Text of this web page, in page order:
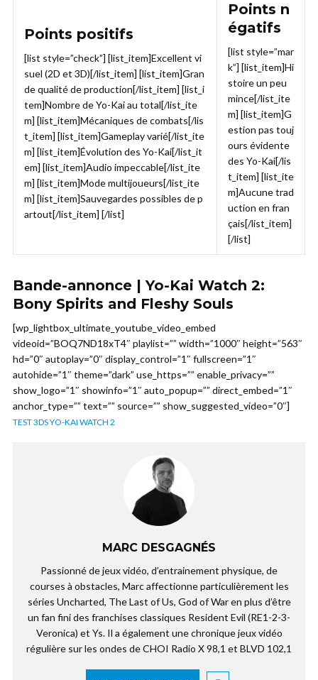
Points positifs
[list style=”check”] [list_item]Excellent vi
suel (2D et 3D)[/list_item] [list_item]Gran
de qualité de production[/list_item] [list_i
tem]Nombre de Yo-Kai au total[/list_ite
m] [list_item]Mécaniques de combats[/lis
t_item] [list_item]Gameplay varié[/list_ite
m] [list_item]Évolution des Yo-Kai[/list_it
em] [list_item]Audio impeccable[/list_ite
m] [list_item]Mode multijoueurs[/list_ite
m] [list_item]Sauvegardes possibles de p
artout[/list_item] [/list]
Points n
égatifs
[list style=”mar
k”] [list_item]Hi
stoire un peu
mince[/list_ite
m] [list_item]G
estion pas touj
ours évidente
des Yo-Kai[/lis
t_item] [list_ite
m]Aucune trad
uction en fran
çais[/list_item]
[/list]
Bande-annonce | Yo-Kai Watch 2:
Bony Spirits and Fleshy Souls
[wp_lightbox_ultimate_youtube_video_embed
videoid=”BOQ7ND18xT4″ playlist=”” width=”1000″ height=”563″
hd=”0″ autoplay=”0″ display_control=”1″ fullscreen=”1″
autohide=”1″ theme=”dark” use_https=”” enable_privacy=””
show_logo=”1″ showinfo=”1″ auto_popup=”” direct_embed=”1″
anchor_type=”” text=”” source=”” show_suggested_video=”0″]
TEST 3DS YO-KAI WATCH 2
MARC DESGAGNÉS
Passionné de jeux vidéo, d’entrainement physique, de
courses à obstacles, Marc affectionne particulièrement les
séries Uncharted, The Last of Us, God of War en plus d’être
un fan fini des franchises classiques Resident Evil (RE1-2-3-
Veronica) et Ys. Il a également une chronique jeux vidéo
régulière sur les ondes de CHOI Radio X 98,1 et BLVD 102,1